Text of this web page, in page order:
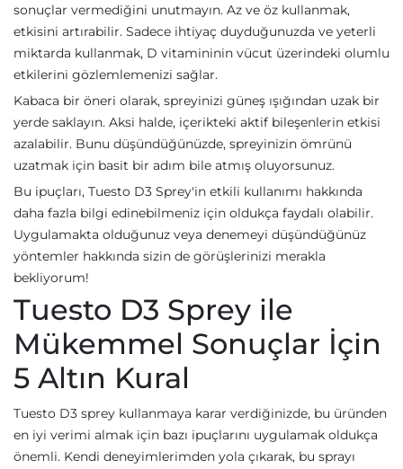
sonuçlar vermediğini unutmayın. Az ve öz kullanmak,
etkisini artırabilir. Sadece ihtiyaç duyduğunuzda ve yeterli
miktarda kullanmak, D vitamininin vücut üzerindeki olumlu
etkilerini gözlemlemenizi sağlar.
Kabaca bir öneri olarak, spreyinizi güneş ışığından uzak bir
yerde saklayın. Aksi halde, içerikteki aktif bileşenlerin etkisi
azalabilir. Bunu düşündüğünüzde, spreyinizin ömrünü
uzatmak için basit bir adım bile atmış oluyorsunuz.
Bu ipuçları, Tuesto D3 Sprey'in etkili kullanımı hakkında
daha fazla bilgi edinebilmeniz için oldukça faydalı olabilir.
Uygulamakta olduğunuz veya denemeyi düşündüğünüz
yöntemler hakkında sizin de görüşlerinizi merakla
bekliyorum!
Tuesto D3 Sprey ile
Mükemmel Sonuçlar İçin
5 Altın Kural
Tuesto D3 sprey kullanmaya karar verdiğinizde, bu üründen
en iyi verimi almak için bazı ipuçlarını uygulamak oldukça
önemli. Kendi deneyimlerimden yola çıkarak, bu sprayı